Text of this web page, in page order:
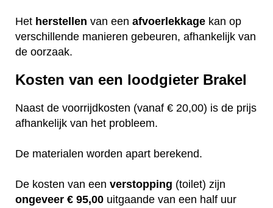
Het herstellen van een afvoerlekkage kan op
verschillende manieren gebeuren, afhankelijk van
de oorzaak.
Kosten van een loodgieter Brakel
Naast de voorrijdkosten (vanaf € 20,00) is de prijs
afhankelijk van het probleem.
De materialen worden apart berekend.
De kosten van een verstopping (toilet) zijn
ongeveer € 95,00 uitgaande van een half uur